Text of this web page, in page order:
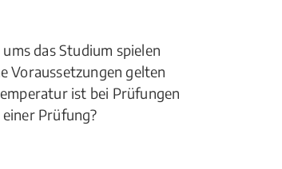
das Studium spielen
Voraussetzungen gelten
ist bei Prüfungen
Prüfung?